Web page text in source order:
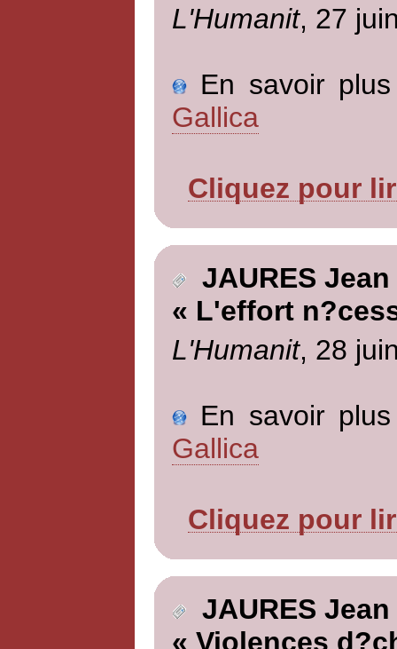
L'Humanit, 27
En savoir
Gallica
Cliquez pour
JAURES Jean
« L'effort
L'Humanit, 28
En savoir
Gallica
Cliquez pour
JAURES Jean
« Violences